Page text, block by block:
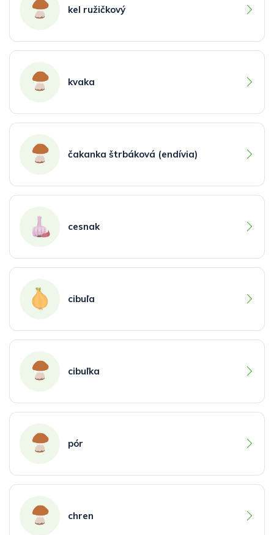
kel ružičkový
kvaka
čakanka štrbáková (endívia)
cesnak
cibuľa
cibuľka
pór
chren